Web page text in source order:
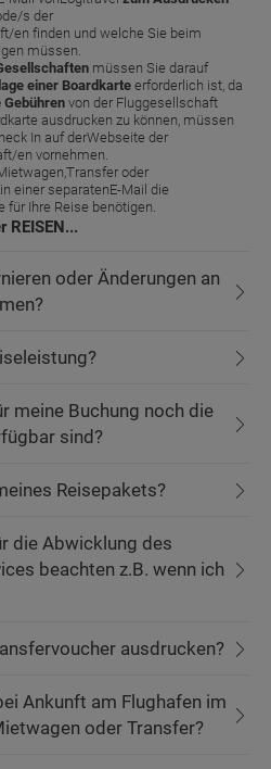
s der
en finden und welche Sie beim
müssen.
müssen Sie darauf
einer Boardkarte erforderlich ist, da
von der Fluggesellschaft
ausdrucken zu können, müssen
In auf derWebseite der
en vornehmen.
oder
einer separatenE-Mail die
für Ihre Reise benötigen.
REISEN...
oder Änderungen an
meine Buchung noch die
sind?
Reisepakets?
die Abwicklung des
beachten z.B. wenn ich
ausdrucken?
Ankunft am Flughafen im
oder Transfer?